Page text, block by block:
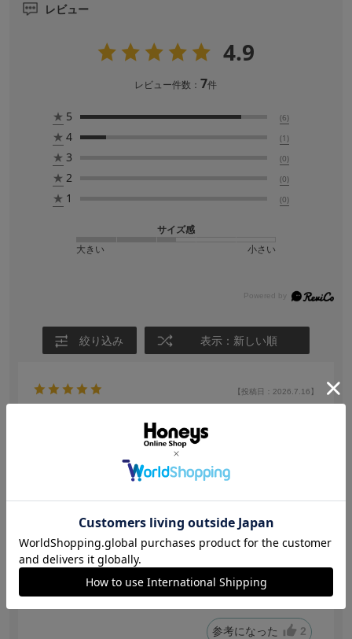
レビュー
4.9
レビュー件数：7件
★ 5 (6)
★ 4 (1)
★ 3 (0)
★ 2 (0)
★ 1 (0)
サイズ感
大きい
小さい
絞り込み 表示：新しい順
【投稿日：2026.7.16】
色：ブラック
:ちょうどいい
40代後半 普段着ているサイズ:M
靴のサイズ:23.0cm 体重:40kg~45kg
このお値段て礼服が手に入るとは！縫製もきれいで安っ
ぽく見えません。
参考になった 2